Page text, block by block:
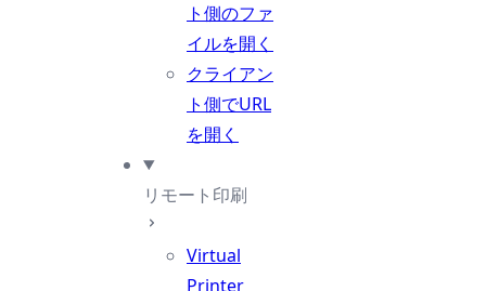
ト側のファ
イルを開く
クライアン
ト側でURL
を開く
リモート印刷
Virtual
Printer